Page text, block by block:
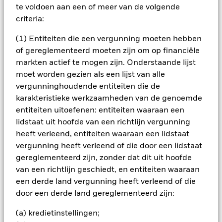
te voldoen aan een of meer van de volgende
criteria:
(1) Entiteiten die een vergunning moeten hebben
of gereglementeerd moeten zijn om op financiële
markten actief te mogen zijn. Onderstaande lijst
moet worden gezien als een lijst van alle
vergunninghoudende entiteiten die de
karakteristieke werkzaamheden van de genoemde
entiteiten uitoefenen: entiteiten waaraan een
lidstaat uit hoofde van een richtlijn vergunning
heeft verleend, entiteiten waaraan een lidstaat
vergunning heeft verleend of die door een lidstaat
gereglementeerd zijn, zonder dat dit uit hoofde
van een richtlijn geschiedt, en entiteiten waaraan
een derde land vergunning heeft verleend of die
door een derde land gereglementeerd zijn:
(a) kredietinstellingen;
effecten (dit zijn financiële instrumenten die gedekt worden
door kasstromen uit schuld), deposito's, cash en andere
aandelengerelateerde en vastrentende gerelateerde
effecten omvatten financiële derivaatinstrumenten (FDI's)
(dit zijn beleggingen waarvan de prijzen gebaseerd zijn op
een of meerdere onderliggende activa). De vastrentende
door overheden, overheidsagentschappen, ondernemingen
en supranationale ondernemingen (bijv. de Internationale
Bank voor Wederopbouw en Ontwikkeling) en kunnen
beleggingen omvatten met een relatief lage kredietrating of
zonder rating. De Beleggingsbeheerder (BB) gebruikt een
modellen en discretionaire beleggingstechnieken die op de
bovenvermelde activaklassen worden toegepast. De BB
streeft ernaar om beleggingskansen te identificeren binnen
een internationaal beleggingsuniversum op basis van de
volgende macro-economische categorieën: 'groei' (waarbij
economische groei), 'inflatie' (waarbij wordt gelet op
vastrentende effecten met aantrekkelijke reële